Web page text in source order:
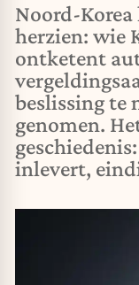
Noord-
herzien: wie
ontketent
beslissing te
genomen.
inlevert,